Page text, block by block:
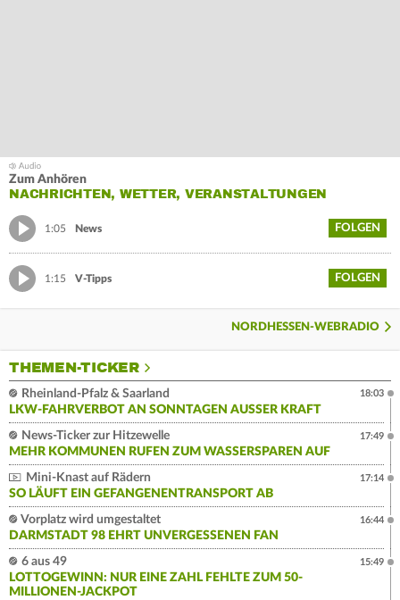
Zum Anhören
NACHRICHTEN, WETTER, VERANSTALTUNGEN
1:05 News FOLGEN
1:15 V-Tipps FOLGEN
NORDHESSEN-WEBRADIO
THEMEN-TICKER
Rheinland-Pfalz & Saarland
LKW-FAHRVERBOT AN SONNTAGEN AUSSER KRAFT
18:03
News-Ticker zur Hitzewelle
MEHR KOMMUNEN RUFEN ZUM WASSERSPAREN AUF
17:49
Mini-Knast auf Rädern
SO LÄUFT EIN GEFANGENENTRANSPORT AB
17:14
Vorplatz wird umgestaltet
DARMSTADT 98 EHRT UNVERGESSENEN FAN
16:44
6 aus 49
LOTTOGEWINN: NUR EINE ZAHL FEHLTE ZUM 50-
MILLIONEN-JACKPOT
15:49